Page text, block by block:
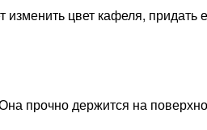
изменить цвет кафеля,
прочно держится на